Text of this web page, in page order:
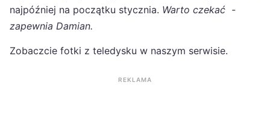
najpóźniej na początku stycznia. Warto czekać -
zapewnia Damian.
Zobaczcie fotki z teledysku w naszym serwisie.
REKLAMA